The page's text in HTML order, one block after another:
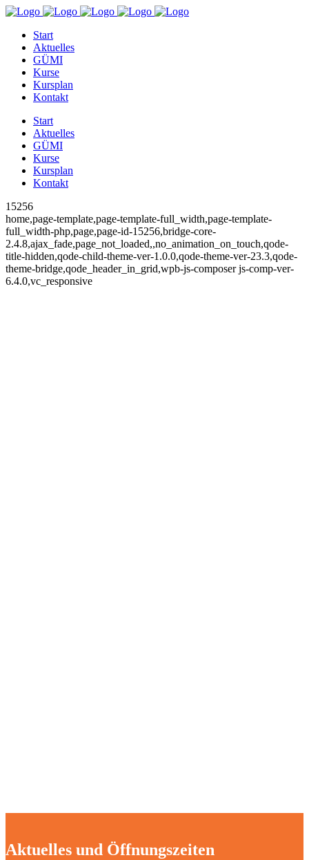
Start
Aktuelles
GÜMI
Kurse
Kursplan
Kontakt
Start
Aktuelles
GÜMI
Kurse
Kursplan
Kontakt
15256
home,page-template,page-template-full_width,page-template-
full_width-php,page,page-id-15256,bridge-core-
2.4.8,ajax_fade,page_not_loaded,,no_animation_on_touch,qode-
title-hidden,qode-child-theme-ver-1.0.0,qode-theme-ver-23.3,qode-
theme-bridge,qode_header_in_grid,wpb-js-composer js-comp-ver-
6.4.0,vc_responsive
Aktuelles und Öffnungszeiten